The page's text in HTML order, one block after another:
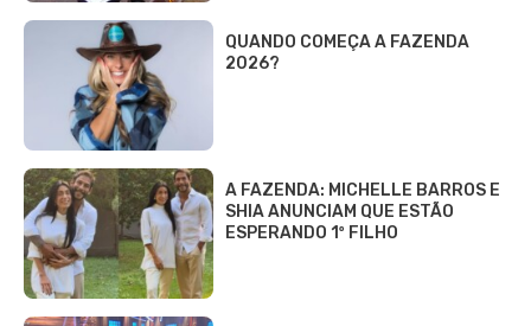
QUANDO COMEÇA A FAZENDA
2026?
A FAZENDA: MICHELLE BARROS E
SHIA ANUNCIAM QUE ESTÃO
ESPERANDO 1º FILHO